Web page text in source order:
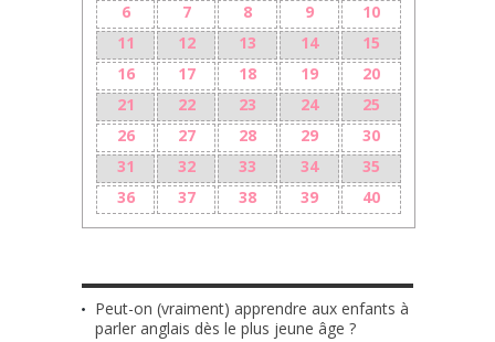
6
7 8 9
10
11
12 13 14
15
16
17 18 19
20
21
22 23 24
25
26
27 28 29
30
31
32 33 34
35
36
37 38 39 40
Peut-on (vraiment) apprendre aux enfants à
parler anglais dès le plus jeune âge ?